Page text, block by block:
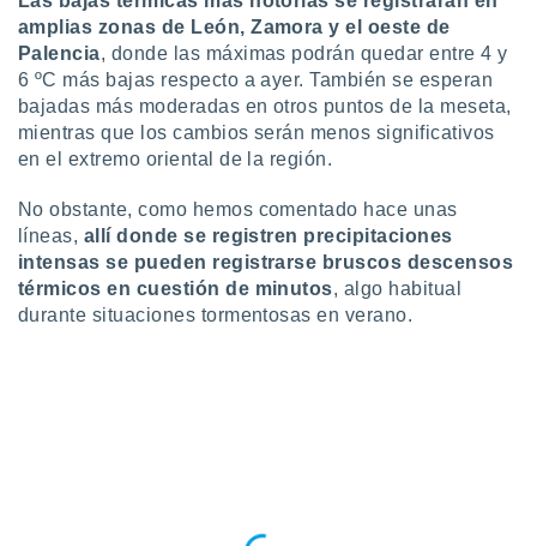
utilizar
crear un
la
contenido
medir el
de la
el
del
amplias zonas de León, Zamora y el oeste de
Palencia, donde las máximas podrán quedar entre 4 y
6 ºC más bajas respecto a ayer. También se esperan
bajadas más moderadas en otros puntos de la meseta,
mientras que los cambios serán menos significativos
en el extremo oriental de la región.
No obstante, como hemos comentado hace unas
líneas, allí donde se registren precipitaciones
intensas se pueden registrarse bruscos descensos
térmicos en cuestión de minutos, algo habitual
durante situaciones tormentosas en verano.